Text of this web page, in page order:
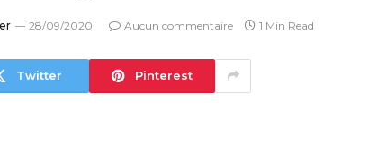
28/09/2020 Aucun commentaire 1 Min Read
Twitter Pinterest